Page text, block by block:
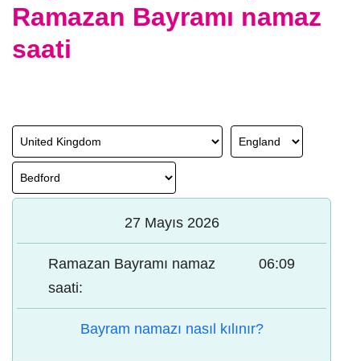
Ramazan Bayramı namaz
saati
27 Mayıs 2026
Ramazan Bayramı namaz
saati:
06:09
Bayram namazı nasıl kılınır?